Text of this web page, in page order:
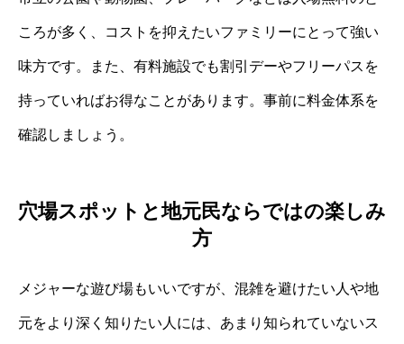
ころが多く、コストを抑えたいファミリーにとって強い
味方です。また、有料施設でも割引デーやフリーパスを
持っていればお得なことがあります。事前に料金体系を
確認しましょう。
穴場スポットと地元民ならではの楽しみ
方
メジャーな遊び場もいいですが、混雑を避けたい人や地
元をより深く知りたい人には、あまり知られていないス